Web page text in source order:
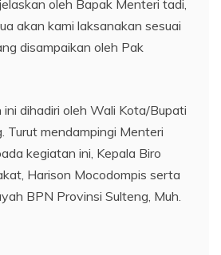
oleh Bapak Menteri tadi,
akan kami laksanakan sesuai
disampaikan oleh Pak
dihadiri oleh Wali Kota/Bupati
Turut mendampingi Menteri
kegiatan ini, Kepala Biro
Harison Mocodompis serta
BPN Provinsi Sulteng, Muh.